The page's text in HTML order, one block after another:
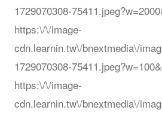
1729070308-
https:\/\/image-
cdn.learnin.tw\/bnextmedia\/
1729070308-
https:\/\/image-
cdn.learnin.tw\/bnextmedia\/